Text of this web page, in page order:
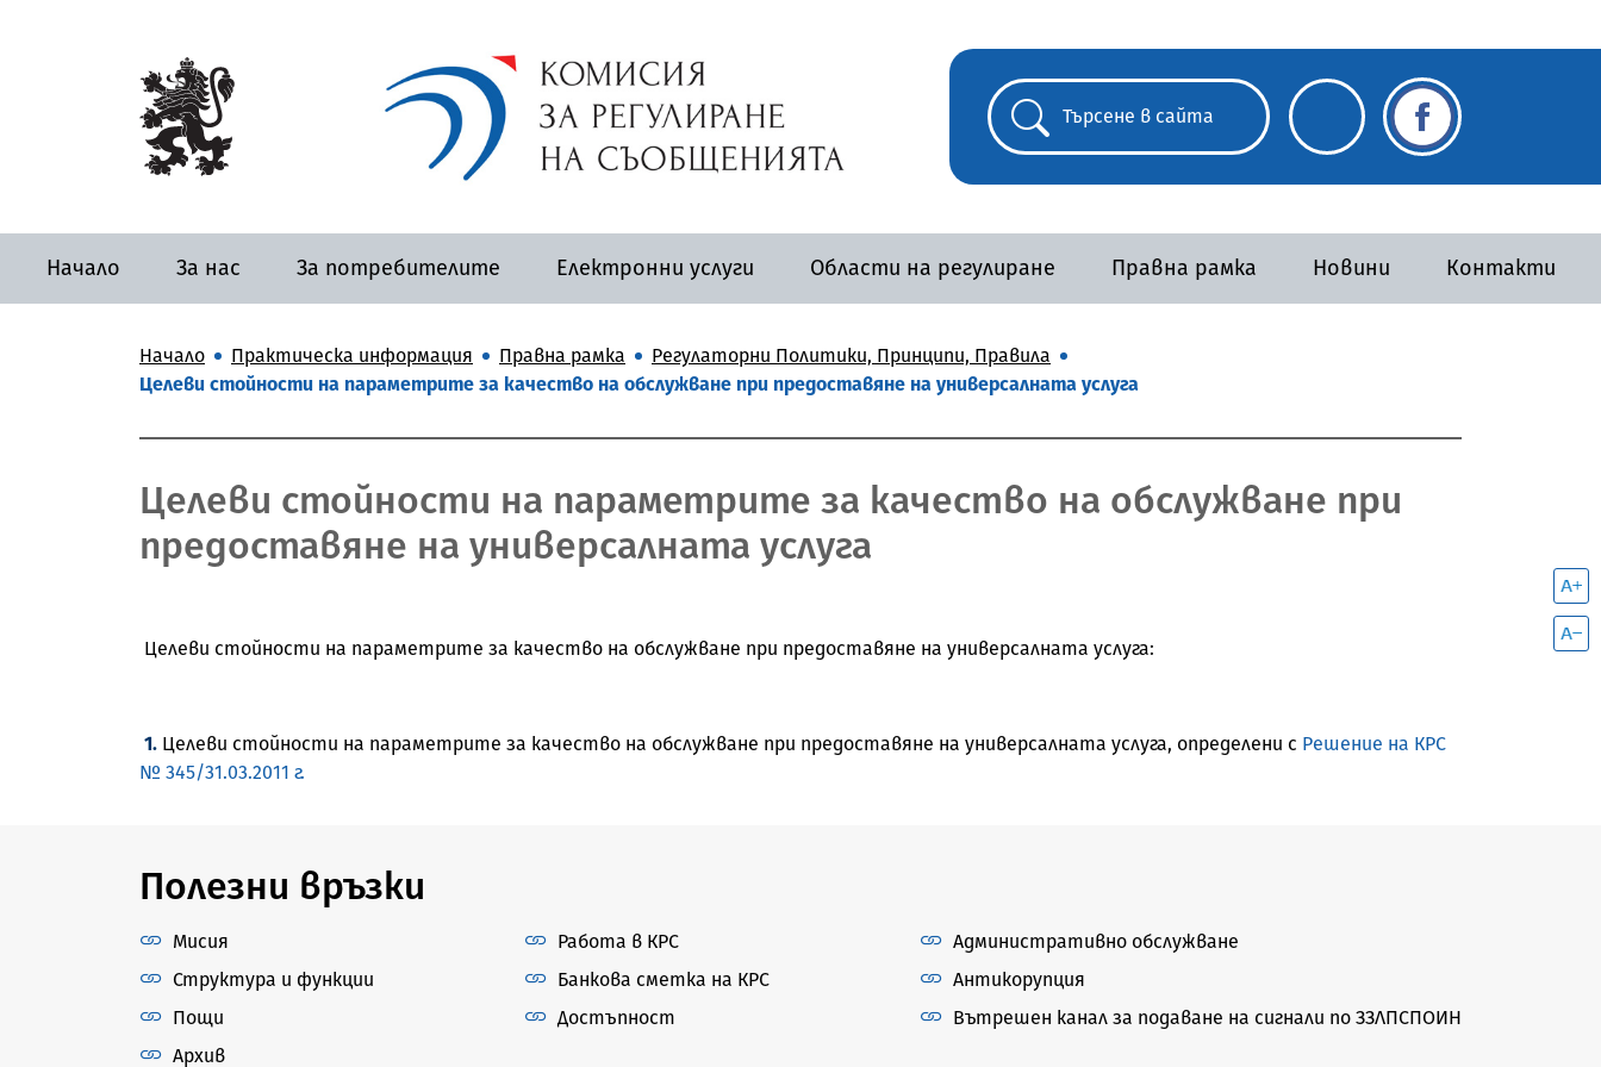
Начало За нас За потребителите Електронни услуги Области на регулиране Правна рамка Новини Контакти
Начало Практическа информация Правна рамка
Регулаторни Политики, Принципи, Правила
Целеви стойности на параметрите за качество на обслужване при предоставяне на универсалната услуга
Целеви стойности на параметрите за качество на обслужване при
предоставяне на универсалната услуга
Целеви стойности на параметрите за качество на обслужване при предоставяне на универсалната услуга:
1. Целеви стойности на параметрите за качество на обслужване при предоставяне на универсалната услуга, определени с Решение на КРС
№ 345/31.03.2011 г.
Полезни връзки
Мисия
Структура и функции
Пощи
Архив
Работа в КРС
Банкова сметка на КРС
Достъпност
Административно обслужване
Антикорупция
Вътрешен канал за подаване на сигнали по ЗЗЛПСПОИН